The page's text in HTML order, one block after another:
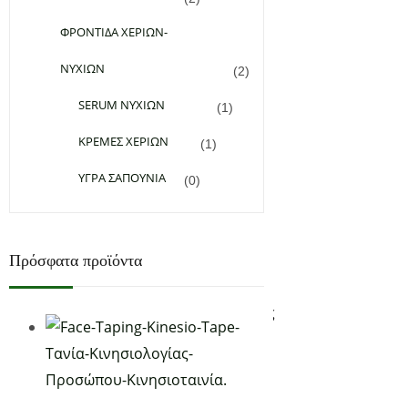
ΦΡΟΝΤΙΔΑ ΧΕΡΙΩΝ-
ΝΥΧΙΩΝ (2)
SERUM ΝΥΧΙΩΝ (1)
ΚΡΕΜΕΣ ΧΕΡΙΩΝ (1)
ΥΓΡΑ ΣΑΠΟΥΝΙΑ (0)
Πρόσφατα προϊόντα
Τρόποι πληρωμής
Όροι Χρήσης
Επικοινωνία
Υπέρυθρη Θέρμανση
Χειροποίητα Καλλυντικά
Συσκευές Μασάζ – Ρεφλεξολογίας